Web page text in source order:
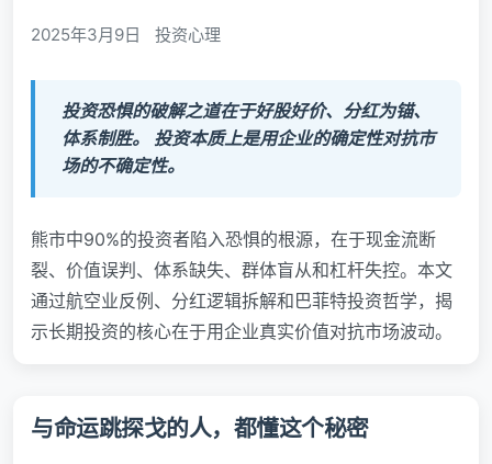
2025年3月9日 投资心理
投资恐惧的破解之道在于好股好价、分红为锚、
体系制胜。 投资本质上是用企业的确定性对抗市
场的不确定性。
熊市中90%的投资者陷入恐惧的根源，在于现金流断
裂、价值误判、体系缺失、群体盲从和杠杆失控。本文
通过航空业反例、分红逻辑拆解和巴菲特投资哲学，揭
示长期投资的核心在于用企业真实价值对抗市场波动。
与命运跳探戈的人，都懂这个秘密